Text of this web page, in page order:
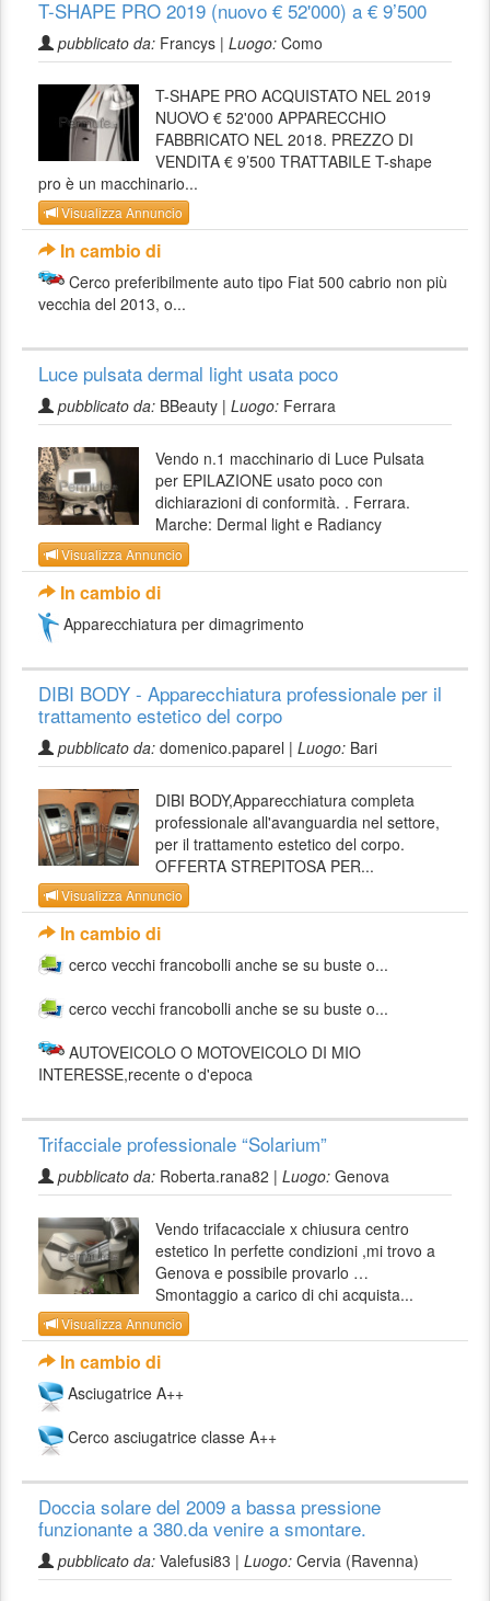
T-SHAPE PRO 2019 (nuovo € 52'000) a € 9’500
pubblicato da: Francys | Luogo: Como
T-SHAPE PRO ACQUISTATO NEL 2019
NUOVO € 52'000 APPARECCHIO
FABBRICATO NEL 2018. PREZZO DI
VENDITA € 9’500 TRATTABILE T-shape
pro è un macchinario...
Visualizza Annuncio
In cambio di
Cerco preferibilmente auto tipo Fiat 500 cabrio non più
vecchia del 2013, o...
Luce pulsata dermal light usata poco
pubblicato da: BBeauty | Luogo: Ferrara
Vendo n.1 macchinario di Luce Pulsata
per EPILAZIONE usato poco con
dichiarazioni di conformità. . Ferrara.
Marche: Dermal light e Radiancy
Visualizza Annuncio
In cambio di
Apparecchiatura per dimagrimento
DIBI BODY - Apparecchiatura professionale per il
trattamento estetico del corpo
pubblicato da: domenico.paparel | Luogo: Bari
DIBI BODY,Apparecchiatura completa
professionale all'avanguardia nel settore,
per il trattamento estetico del corpo.
OFFERTA STREPITOSA PER...
Visualizza Annuncio
In cambio di
cerco vecchi francobolli anche se su buste o...
cerco vecchi francobolli anche se su buste o...
AUTOVEICOLO O MOTOVEICOLO DI MIO
INTERESSE,recente o d'epoca
Trifacciale professionale “Solarium”
pubblicato da: Roberta.rana82 | Luogo: Genova
Vendo trifacacciale x chiusura centro
estetico In perfette condizioni ,mi trovo a
Genova e possibile provarlo …
Smontaggio a carico di chi acquista...
Visualizza Annuncio
In cambio di
Asciugatrice A++
Cerco asciugatrice classe A++
Doccia solare del 2009 a bassa pressione
funzionante a 380.da venire a smontare.
pubblicato da: Valefusi83 | Luogo: Cervia (Ravenna)